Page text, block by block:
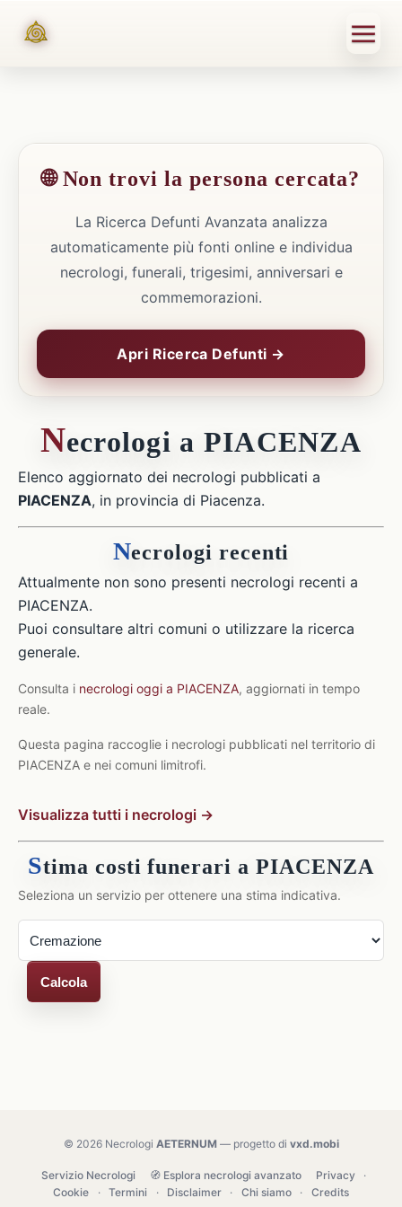
🌐 Non trovi la persona cercata?
La Ricerca Defunti Avanzata analizza
automaticamente più fonti online e individua
necrologi, funerali, trigesimi, anniversari e
commemorazioni.
Apri Ricerca Defunti →
Necrologi a PIACENZA
Elenco aggiornato dei necrologi pubblicati a
PIACENZA, in provincia di Piacenza.
Necrologi recenti
Attualmente non sono presenti necrologi recenti a
PIACENZA.
Puoi consultare altri comuni o utilizzare la ricerca
generale.
Consulta i necrologi oggi a PIACENZA, aggiornati in tempo
reale.
Questa pagina raccoglie i necrologi pubblicati nel territorio di
PIACENZA e nei comuni limitrofi.
Visualizza tutti i necrologi →
Stima costi funerari a PIACENZA
Seleziona un servizio per ottenere una stima indicativa.
Calcola
© 2026 Necrologi AETERNUM— progetto di vxd.mobi
Servizio Necrologi 🧭 Esplora necrologi avanzato Privacy
·
Cookie
· Termini · Disclaimer · Chi siamo · Credits